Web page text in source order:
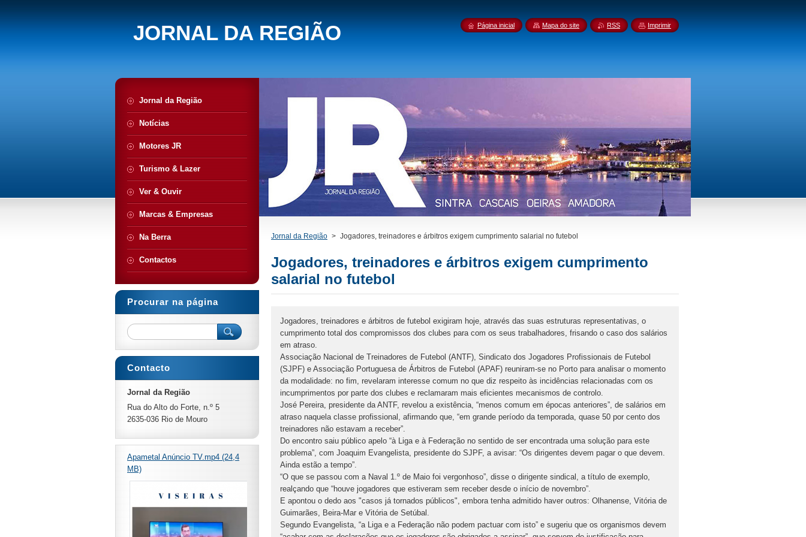
JORNAL DA REGIÃO
Jornal da Região > Jogadores, treinadores e árbitros exigem cumprimento salarial no futebol
Jogadores, treinadores e árbitros exigem cumprimento
salarial no futebol
Jogadores, treinadores e árbitros de futebol exigiram hoje, através das suas estruturas representativas, o
cumprimento total dos compromissos dos clubes para com os seus trabalhadores, frisando o caso dos salários
em atraso.
Associação Nacional de Treinadores de Futebol (ANTF), Sindicato dos Jogadores Profissionais de Futebol
(SJPF) e Associação Portuguesa de Árbitros de Futebol (APAF) reuniram-se no Porto para analisar o momento
da modalidade: no fim, revelaram interesse comum no que diz respeito às incidências relacionadas com os
incumprimentos por parte dos clubes e reclamaram mais eficientes mecanismos de controlo.
José Pereira, presidente da ANTF, revelou a existência, “menos comum em épocas anteriores”, de salários em
atraso naquela classe profissional, afirmando que, “em grande período da temporada, quase 50 por cento dos
treinadores não estavam a receber”.
Do encontro saiu público apelo “à Liga e à Federação no sentido de ser encontrada uma solução para este
problema”, com Joaquim Evangelista, presidente do SJPF, a avisar: “Os dirigentes devem pagar o que devem.
Ainda estão a tempo”.
“O que se passou com a Naval 1.º de Maio foi vergonhoso”, disse o dirigente sindical, a título de exemplo,
realçando que “houve jogadores que estiveram sem receber desde o início de novembro”.
E apontou o dedo aos "casos já tornados públicos", embora tenha admitido haver outros: Olhanense, Vitória de
Guimarães, Beira-Mar e Vitória de Setúbal.
Segundo Evangelista, “a Liga e a Federação não podem pactuar com isto” e sugeriu que os organismos devem
Jornal da Região
Notícias
Motores JR
Turismo & Lazer
Ver & Ouvir
Marcas & Empresas
Na Berra
Contactos
Procurar na página
Contacto
Jornal da Região
Rua do Alto do Forte, n.º 5
2635-036 Rio de Mouro
Apametal Anúncio TV.mp4 (24,4
MB)
Página inicial Mapa do site RSS Imprimir